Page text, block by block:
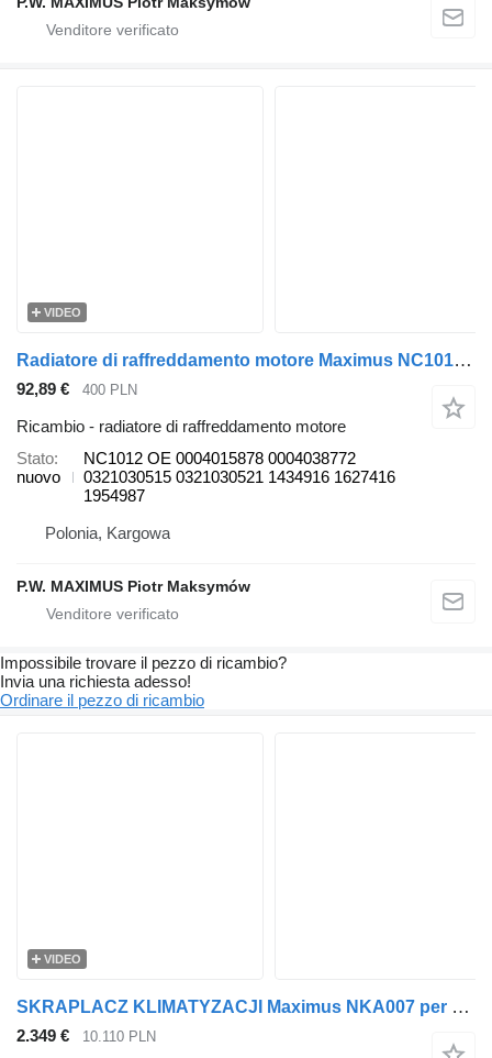
VIDEO
Radiatore di raffreddamento motore Maximus NC1012 per camion DAF CF65 CF75
92,89 € 400 PLN
Ricambio - radiatore di raffreddamento motore
Stato
nuovo
NC1012 OE 0004015878 0004038772
0321030515 0321030521 1434916 1627416
1954987
Polonia, Kargowa
P.W. MAXIMUS Piotr Maksymów
Impossibile trovare il pezzo di ricambio?
Invia una richiesta adesso!
Ordinare il pezzo di ricambio
VIDEO
SKRAPLACZ KLIMATYZACJI Maximus NKA007 per unità di refrigerazione Thermo King T1000 ,T1200
2.349 € 10.110 PLN